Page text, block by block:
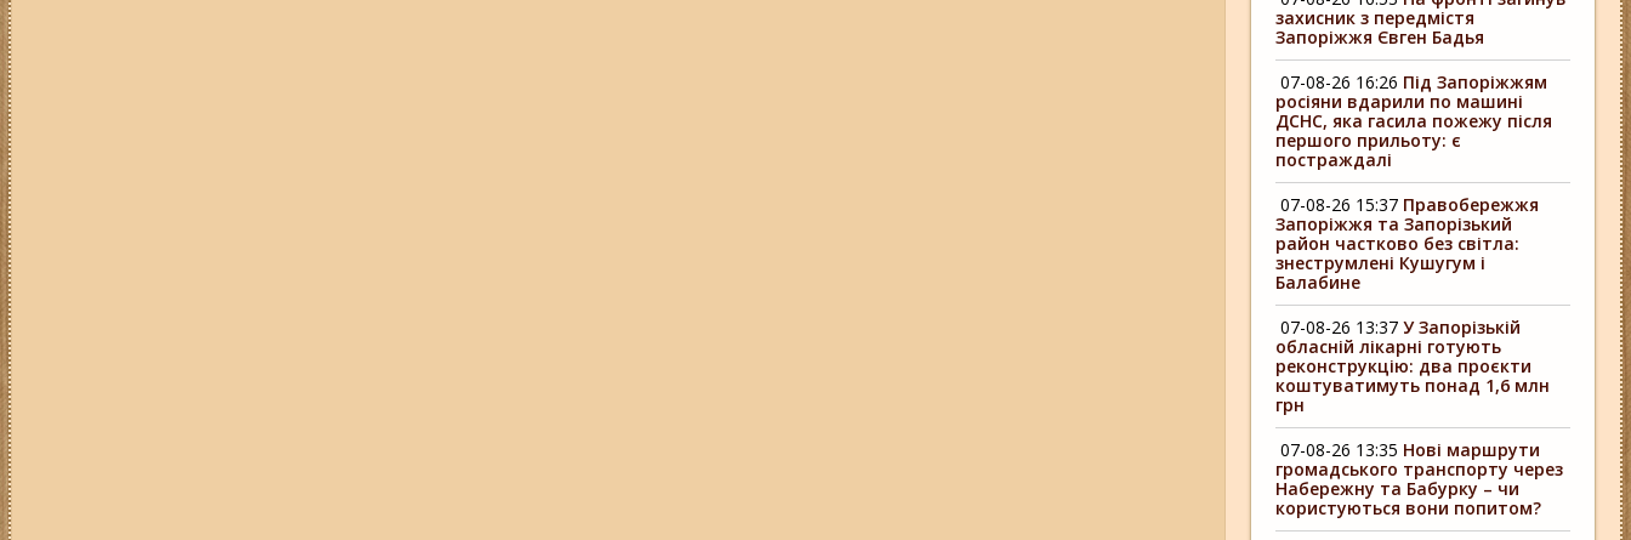
захисник з передмістя
Запоріжжя Євген Бадья
07-08-26 16:26 Під Запоріжжям
росіяни вдарили по машині
ДСНС, яка гасила пожежу після
першого прильоту: є
постраждалі
07-08-26 15:37 Правобережжя
Запоріжжя та Запорізький
район частково без світла:
знеструмлені Кушугум і
Балабине
07-08-26 13:37 У Запорізькій
обласній лікарні готують
реконструкцію: два проєкти
коштуватимуть понад 1,6 млн
грн
07-08-26 13:35 Нові маршрути
громадського транспорту через
Набережну та Бабурку – чи
користуються вони попитом?